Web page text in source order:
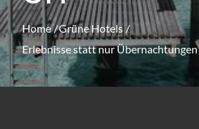
Home Grüne Hotels
Erlebnisse statt nur Übernachtungen